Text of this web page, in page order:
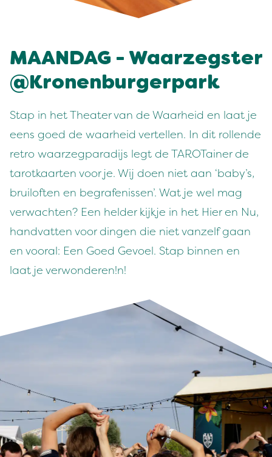
MAANDAG - Waarzegster
@Kronenburgerpark
Stap in het Theater van de Waarheid en laat je
eens goed de waarheid vertellen. In dit rollende
retro waarzegparadijs legt de TAROTainer de
tarotkaarten voor je. Wij doen niet aan ‘baby’s,
bruiloften en begrafenissen’. Wat je wel mag
verwachten? Een helder kijkje in het Hier en Nu,
handvatten voor dingen die niet vanzelf gaan
en vooral: Een Goed Gevoel. Stap binnen en
laat je verwonderen!n!